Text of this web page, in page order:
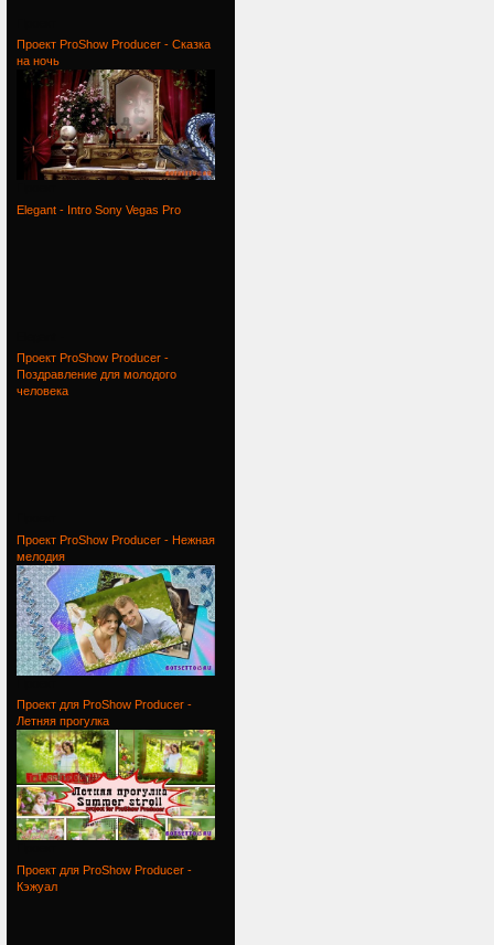
Проект ProShow Producer - Сказка
на ночь
Elegant - Intro Sony Vegas Pro
Проект ProShow Producer -
Поздравление для молодого
человека
Проект ProShow Producer - Нежная
мелодия
Проект для ProShow Producer -
Летняя прогулка
Проект для ProShow Producer -
Кэжуал